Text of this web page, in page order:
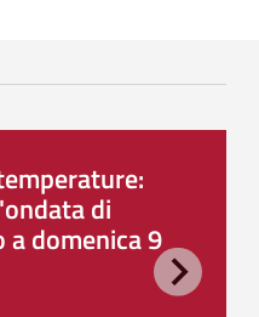
di
a domenica 9